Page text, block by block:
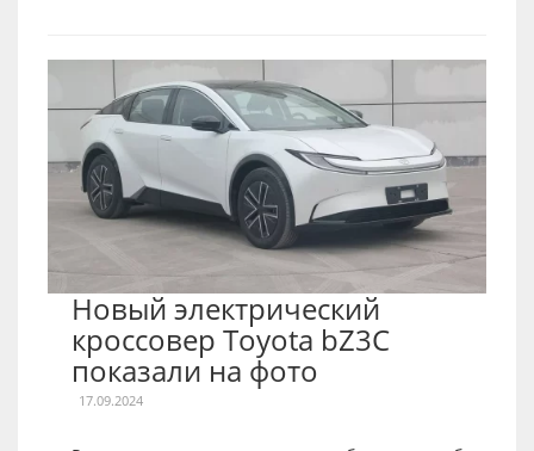
Новый электрический
кроссовер Toyota bZ3C
показали на фото
17.09.2024